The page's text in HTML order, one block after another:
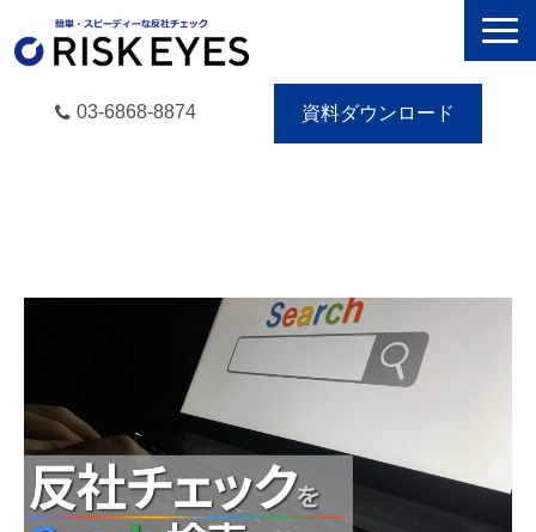
03-6868-8874 資料ダウンロード
セミナー／イベント
eBooks
無料トライアル